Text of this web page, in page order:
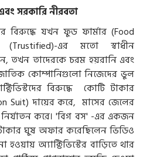
সরকারি নীরবতা
বিরুদ্ধে যখন ফুড ফার্মার (Food
(Trustified)-এর মতো স্বাধীন
তখন তাদেরকে চরম হয়রানি এবং
কোম্পানিগুলো নিজেদের ভুল
বিরুদ্ধে কোটি টাকার
Suit) দায়ের করে, মাসের জেলের
করে। 'বিগ বস' -এর একজন
ঘুষ অফার করেছিলেন ভিডিও
অ্যাক্টিভিস্টের বাড়িতে থার